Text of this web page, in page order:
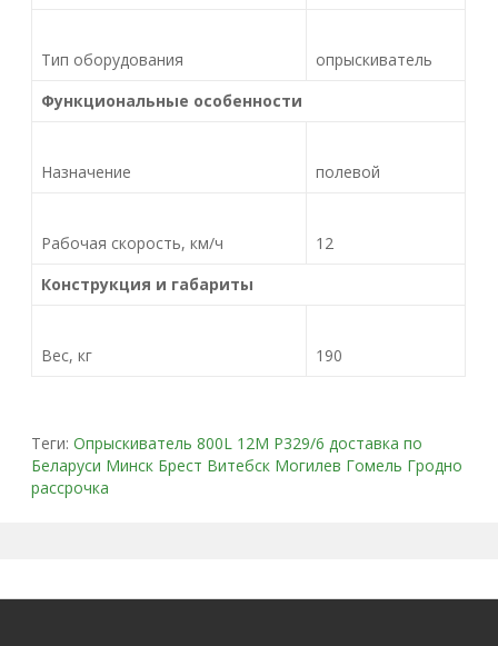
Тип оборудования
опрыскиватель
Функциональные особенности
Назначение полевой
Рабочая скорость, км/ч
12
Конструкция и габариты
Вес, кг 190
Теги:Опрыскиватель 800L 12M Р329/6 доставка по
Беларуси Минск Брест Витебск Могилев Гомель Гродно
рассрочка